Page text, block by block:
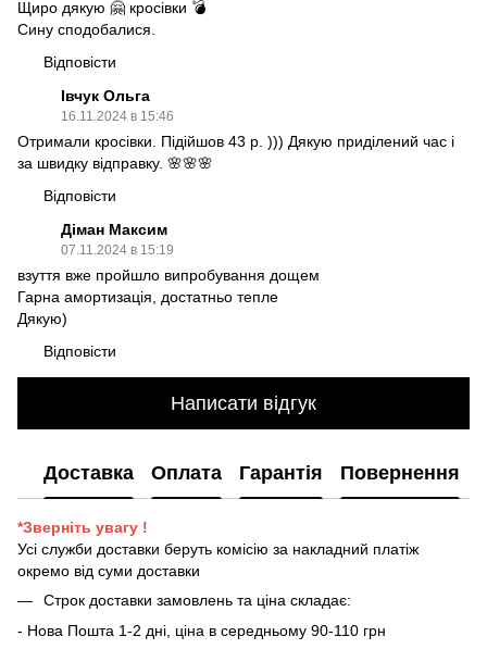
Щиро дякую 🤗 кросівки 💣
Сину сподобалися.
Відповісти
Івчук Ольга
16.11.2024 в 15:46
Отримали кросівки. Підійшов 43 р. ))) Дякую приділений час і
за швидку відправку. 🌸🌸🌸
Відповісти
Діман Максим
07.11.2024 в 15:19
взуття вже пройшло випробування дощем
Гарна амортизація, достатньо тепле
Дякую)
Відповісти
Написати відгук
Доставка Оплата Гарантія Повернення
*Зверніть увагу !
Усі служби доставки беруть комісію за накладний платіж
окремо від суми доставки
Строк доставки замовлень та ціна складає:
- Нова Пошта 1-2 дні, ціна в середньому 90-110 грн